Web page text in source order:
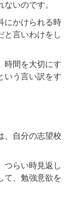
いのです。
にかけられる時
と言いわけをし
時間を大切にす
いう言い訳をす
、自分の志望校
つらい時見返し
て、勉強意欲を